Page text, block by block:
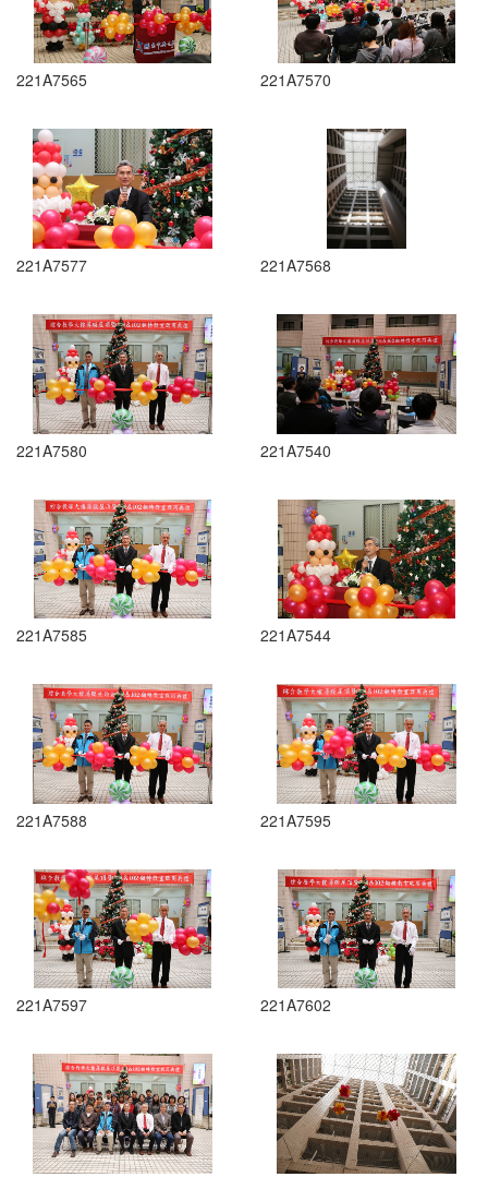
221A7565 221A7570
221A7577 221A7568
221A7580 221A7540
221A7585 221A7544
221A7588 221A7595
221A7597 221A7602